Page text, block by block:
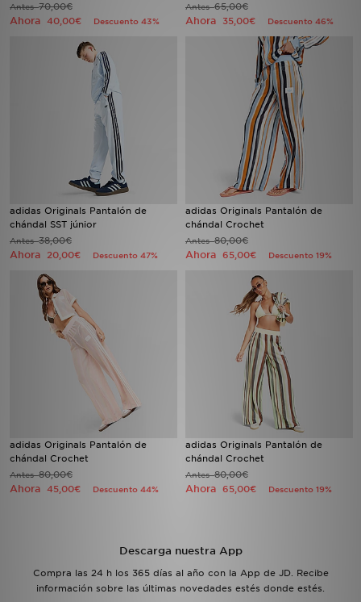
Antes70,00€
Ahora 40,00€ Descuento 43%
Antes65,00€
Ahora 35,00€ Descuento 46%
adidas Originals Pantalón de
chándal SST júnior
Antes38,00€
Ahora 20,00€ Descuento 47%
adidas Originals Pantalón de
chándal Crochet
Antes80,00€
Ahora 65,00€ Descuento 19%
adidas Originals Pantalón de
chándal Crochet
Antes80,00€
Ahora 45,00€ Descuento 44%
adidas Originals Pantalón de
chándal Crochet
Antes80,00€
Ahora 65,00€ Descuento 19%
Descarga nuestra App
Compra las 24 h los 365 días al año con la App de JD. Recibe
información sobre las últimas novedades estés donde estés.
MI JD